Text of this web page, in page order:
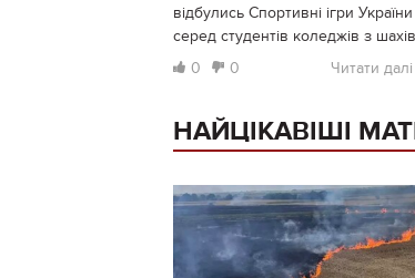
відбулись Спортивні ігри України
серед студентів коледжів з
0
0 Читати далі
НАЙЦІКАВІШІ